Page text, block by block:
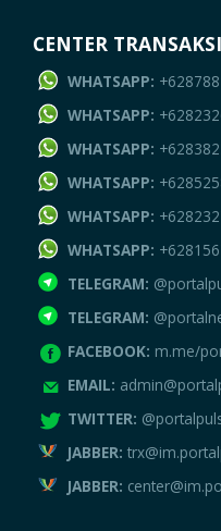
CENTER
WHATSAPP:
WHATSAPP:
WHATSAPP:
WHATSAPP:
WHATSAPP:
WHATSAPP:
TELEGRAM:
TELEGRAM:
FACEBOOK: m.me/
EMAIL:
TWITTER:
JABBER:
JABBER: